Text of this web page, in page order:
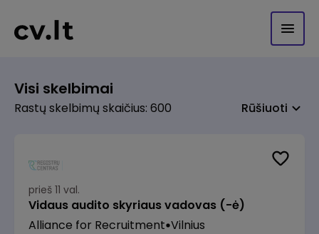
Visi skelbimai
Rastų skelbimų skaičius: 600 Rūšiuoti
prieš 11 val.
Vidaus audito skyriaus vadovas (-ė)
Alliance for Recruitment Vilnius